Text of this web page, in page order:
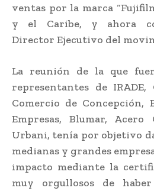
ventas por la marca
y el Caribe, y ahora
Director Ejecutivo del
La reunión de la que
representantes de IRADE,
Comercio de Concepción,
Empresas, Blumar,
Urbani, tenía por objetivo
medianas y grandes
impacto mediante la
muy orgullosos de